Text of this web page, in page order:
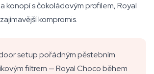
konopí s čokoládovým profilem, Royal
kompromis.
setup pořádným pěstebním
filtrem — Royal Choco během